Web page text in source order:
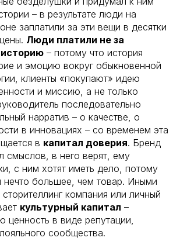
– в результате люди на
заплатили за эти вещи в десятки
Люди платили не за
– потому что история
и эмоцию вокруг обыкновенной
клиенты «покупают» идею
и миссию, а не только
последовательно
нарратив – о качестве, о
в инновациях – со временем эта
в капитал доверия. Бренд
смыслов, в него верят, ему
с ним хотят иметь дело, потому
нечто большее, чем товар. Иными
компания или личный
культурный капитал –
ценность в виде репутации,
сообщества.